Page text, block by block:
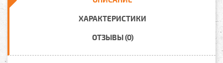
ХАРАКТЕРИСТИКИ
ОТЗЫВЫ (0)